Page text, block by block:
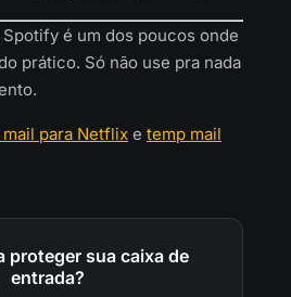
é um dos poucos onde
prático. Só não use pra nada
para Netflix e temp mail
proteger sua caixa de
entrada?